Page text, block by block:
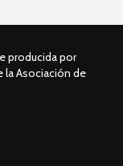
producida por
la Asociación de